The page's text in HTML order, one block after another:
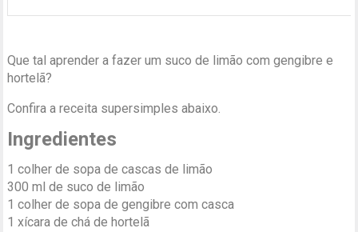
Que tal aprender a fazer um suco de limão com gengibre e
hortelã?
Confira a receita supersimples abaixo.
Ingredientes
1 colher de sopa de cascas de limão
300 ml de suco de limão
1 colher de sopa de gengibre com casca
1 xícara de chá de hortelã